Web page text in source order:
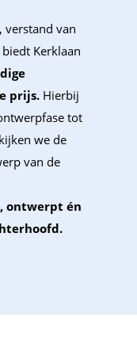
verstand van
Kerklaan
prijs. Hierbij
tot
we de
van de
ontwerpt én